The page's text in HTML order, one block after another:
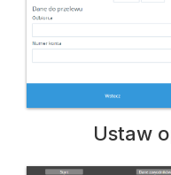
Ustaw